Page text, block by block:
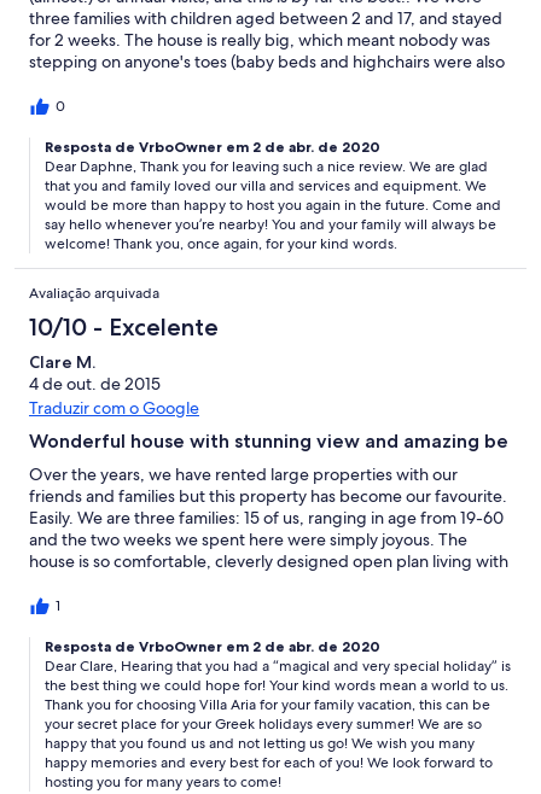
three families with children aged between 2 and 17, and stayed
for 2 weeks. The house is really big, which meant nobody was
stepping on anyone's toes (baby beds and highchairs were also
stunning views from the private bedroom balconies,
surrounding...all within an easy 2.5 hour drive from Athens
airport - no ferries or fuss to get to this delightful villa! But the
best thing about this house is its great position. The photos
really don't show the whole picture. The garden is beautiful, but
the stand out is the beach just meters away - our kids loved
playing in the calm waters. The owners Konstantinos and Maria
much appreciated amenities for the beach (kayaks, sailing boat,
sun beds, snorkels etc). They even arranged a boat day trip to
Spetses Island!! Overall, 2 weeks passed in a magic moment,
next time we will stay longer. Thank you for your warm
hospitality!! Skip the resorts and stay here!
0
Resposta de VrboOwner em 2 de abr. de 2020
Dear Daphne, Thank you for leaving such a nice review. We are glad
that you and family loved our villa and services and equipment. We
would be more than happy to host you again in the future. Come and
say hello whenever you’re nearby! You and your family will always be
welcome! Thank you, once again, for your kind words.
Avaliação arquivada
10/10 - Excelente
Clare M.
4 de out. de 2015
Traduzir com o Google
Wonderful house with stunning view and amazing be
Over the years, we have rented large properties with our
friends and families but this property has become our favourite.
Easily. We are three families: 15 of us, ranging in age from 19-60
and the two weeks we spent here were simply joyous. The
house is so comfortable, cleverly designed open plan living with
trees and steps leading down to the beach via separate seating
had views that warm your soul. We had kayaks; a paddle board;
a sailing boat; enough snorkels and flippers to keep everyone
happy; we had sun loungers and parasols on the beach. We had
homemade jam, local olive oil and a meal waiting for us.
Konstantinos and his brother Alex, were so warm and
welcoming. Nothing was too much trouble for them. We had a
magical and very special holiday for two weeks, and much as we
1
Resposta de VrboOwner em 2 de abr. de 2020
Dear Clare, Hearing that you had a “magical and very special holiday” is
the best thing we could hope for! Your kind words mean a world to us.
Thank you for choosing Villa Aria for your family vacation, this can be
your secret place for your Greek holidays every summer! We are so
happy that you found us and not letting us go! We wish you many
happy memories and every best for each of you! We look forward to
hosting you for many years to come!